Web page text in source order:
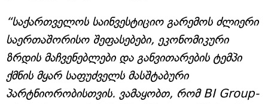
“საქართველოს საინვესტიციო გარემოს ძლიერი
საერთაშორისო შეფასებები, ეკონომიკური
ზრდის მაჩვენებლები და განვითარების ტემპი
ქმნის მყარ საფუძველს მასშტაბური
პარტნიორობისთვის. ვამაყობთ, რომ BI Group-